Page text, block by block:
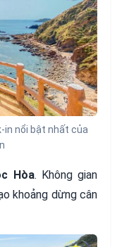
in nổi bật nhất của
Hòa. Không gian
khoảng dừng cân